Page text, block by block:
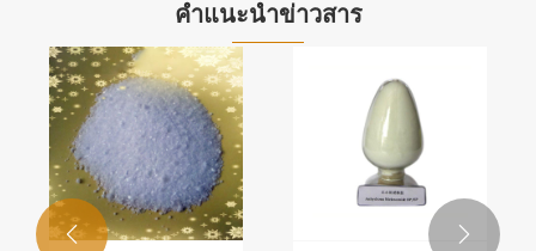
คำแนะนำข่าวสาร
รบ้าง
 